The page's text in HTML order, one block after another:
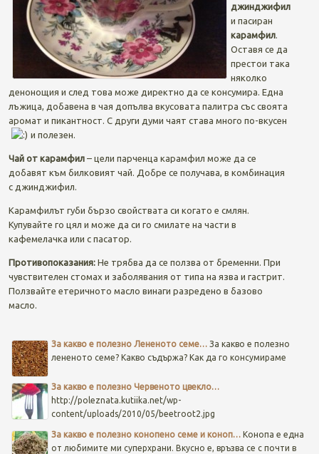
джинджифил
и пасиран
карамфил.
Оставя се да
престои така
няколко
денонощия и след това може директно да се консумира. Една
лъжица, добавена в чая допълва вкусовата палитра със своята
аромат и пикантност. С други думи чаят става много по-вкусен
и полезен.
Чай от карамфил– цели парченца карамфил може да се
добавят към билковият чай. Добре се получава, в комбинация
с джинджифил.
Карамфилът губи бързо свойствата си когато е смлян.
Купувайте го цял и може да си го смилате на части в
кафемелачка или с пасатор.
Противопоказания:Не трябва да се ползва от бременни. При
чувствителен стомах и заболявания от типа на язва и гастрит.
Ползвайте етеричното масло винаги разредено в базово
масло.
За какво е полезно Лененото семе…За какво е полезно
лененото семе? Какво съдържа? Как да го консумираме
За какво е полезно Червеното цвекло…
http://poleznata.kutiika.net/wp-
content/uploads/2010/05/beetroot2.jpg
За какво е полезно конопено семе и коноп… Конопа е една
от любимите ми суперхрани. Вкусно е, връзва се с почти в